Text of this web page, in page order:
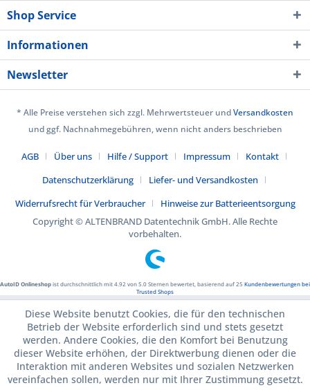
Shop Service
Informationen
Newsletter
* Alle Preise verstehen sich zzgl. Mehrwertsteuer undVersandkosten
und ggf. Nachnahmegebühren, wenn nicht anders beschrieben
AGB Über uns Hilfe / Support Impressum
Kontakt
Datenschutzerklärung
Liefer- und Versandkosten
Widerrufsrecht für Verbraucher
Hinweise zur Batterieentsorgung
Copyright © ALTENBRAND Datentechnik GmbH. Alle Rechte
vorbehalten.
AutoID Onlineshopist durchschnittlich mit4.92 von5.0Sternen bewertet, basierend auf25 Kundenbewertungen bei
Trusted Shops
Diese Website benutzt Cookies, die für den technischen
Betrieb der Website erforderlich sind und stets gesetzt
werden. Andere Cookies, die den Komfort bei Benutzung
dieser Website erhöhen, der Direktwerbung dienen oder die
Interaktion mit anderen Websites und sozialen Netzwerken
vereinfachen sollen, werden nur mit Ihrer Zustimmung gesetzt.